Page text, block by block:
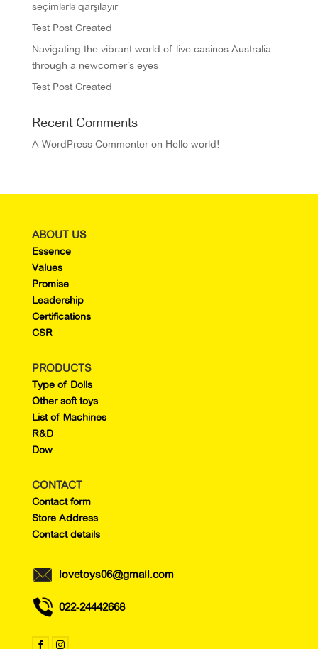
seçimlərlə qarşılayır
Test Post Created
Navigating the vibrant world of live casinos Australia
through a newcomer’s eyes
Test Post Created
Recent Comments
A WordPress Commenteron Hello world!
ABOUT US
Essence
Values
Promise
Leadership
Certifications
CSR
PRODUCTS
Type of Dolls
Other soft toys
List of Machines
R&D
Dow
CONTACT
Contact form
Store Address
Contact details
lovetoys06@gmail.com
022-24442668
 